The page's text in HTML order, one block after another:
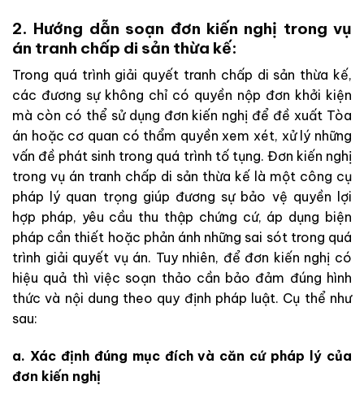
2. Hướng dẫn soạn đơn kiến nghị trong vụ
án tranh chấp di sản thừa kế:
Trong quá trình giải quyết tranh chấp di sản thừa kế,
các đương sự không chỉ có quyền nộp đơn khởi kiện
mà còn có thể sử dụng đơn kiến nghị để đề xuất Tòa
án hoặc cơ quan có thẩm quyền xem xét, xử lý những
vấn đề phát sinh trong quá trình tố tụng. Đơn kiến nghị
trong vụ án tranh chấp di sản thừa kế là một công cụ
pháp lý quan trọng giúp đương sự bảo vệ quyền lợi
hợp pháp, yêu cầu thu thập chứng cứ, áp dụng biện
pháp cần thiết hoặc phản ánh những sai sót trong quá
trình giải quyết vụ án. Tuy nhiên, để đơn kiến nghị có
hiệu quả thì việc soạn thảo cần bảo đảm đúng hình
thức và nội dung theo quy định pháp luật. Cụ thể như
sau:
a. Xác định đúng mục đích và căn cứ pháp lý của
đơn kiến nghị